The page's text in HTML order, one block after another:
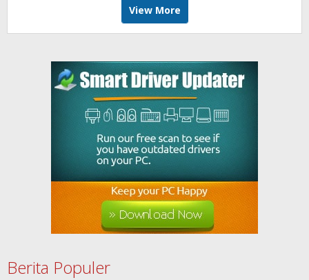
View More
Berita Populer